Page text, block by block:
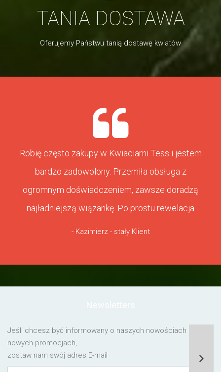
TANIA DOSTAWA
Oferujemy Państwu tanią dostawę kwiatów
Robię często zakupy w Kwiaciarni Tess i jestem
bardzo zadowolony. Przemiła obsługa z
ogromnym doświadczeniem, zawsze doradzą
najładniejszą wiązankę. Po prostu rewelacja
- Kazimierz - stały Klient
Jeśli chcesz być informowany o naszych nowościach lub o
nowych promocjach,
zostaw nam swój adres E-mail